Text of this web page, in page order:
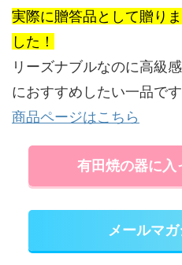
実際に贈答品として贈り
した！
リーズナブルなのに高級
におすすめしたい一品です
商品ページはこちら
有田焼の器に入
メールマ